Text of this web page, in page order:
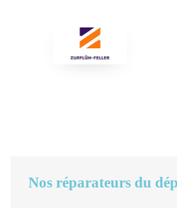
Nos réparateurs du